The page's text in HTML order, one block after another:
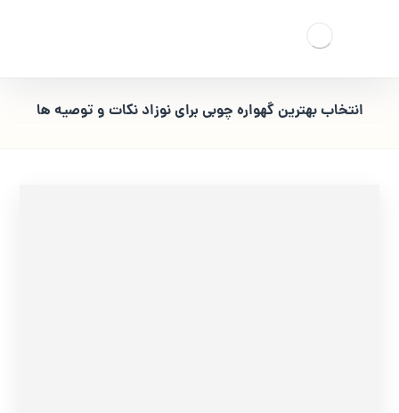
انتخاب بهترین گهواره چوبی برای نوزاد نکات و توصیه ها